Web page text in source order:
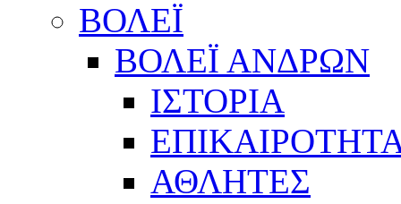
ΒΟΛΕΪ
ΒΟΛΕΪ ΑΝΔΡΩΝ
ΙΣΤΟΡΙΑ
ΑΘΛΗΤΕΣ